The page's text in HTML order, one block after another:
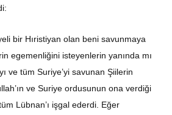
bir Hıristiyan olan beni savunmaya
egemenliğini isteyenlerin yanında mı
ve tüm Suriye’yi savunan Şiilerin
ve Suriye ordusunun ona verdiği
Lübnan’ı işgal ederdi. Eğer